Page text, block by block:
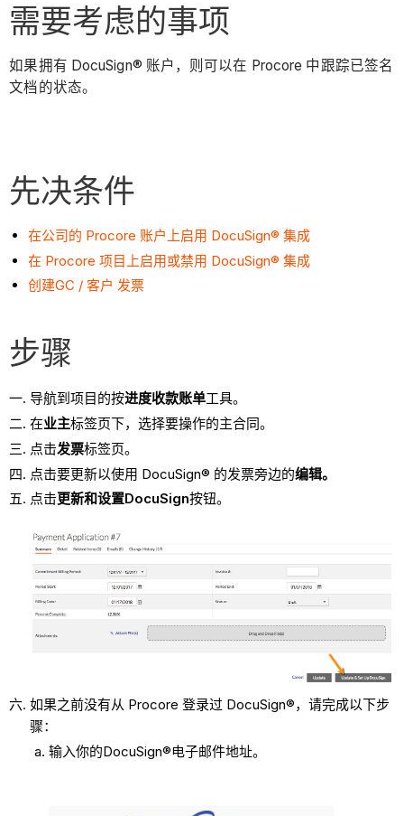
需要考虑的事项
如果拥有 DocuSign® 账户，则可以在 Procore 中跟踪已签名
文档的状态。
先决条件
在公司的 Procore 账户上启用 DocuSign® 集成
在 Procore 项目上启用或禁用 DocuSign® 集成
创建GC / 客户 发票
步骤
导航到项目的按进度收款账单工具。
在业主标签页下，选择要操作的主合同。
点击发票标签页。
点击要更新以使用 DocuSign® 的发票旁边的编辑。
点击更新和设置DocuSign按钮。
如果之前没有从 Procore 登录过 DocuSign®，请完成以下步
骤：
输入你的DocuSign®电子邮件地址。